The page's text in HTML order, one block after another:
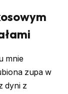
mnie
zupa w
dyni z